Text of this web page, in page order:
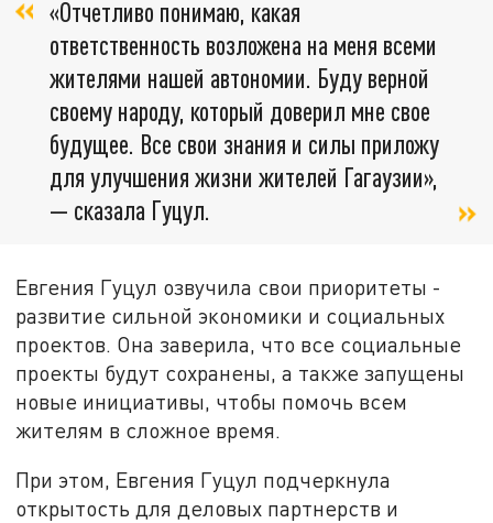
«Отчетливо понимаю, какая
ответственность возложена на меня всеми
жителями нашей автономии. Буду верной
своему народу, который доверил мне свое
будущее. Все свои знания и силы приложу
для улучшения жизни жителей Гагаузии»,
— сказала Гуцул.
Евгения Гуцул озвучила свои приоритеты -
развитие сильной экономики и социальных
проектов. Она заверила, что все социальные
проекты будут сохранены, а также запущены
новые инициативы, чтобы помочь всем
жителям в сложное время.
При этом, Евгения Гуцул подчеркнула
открытость для деловых партнерств и